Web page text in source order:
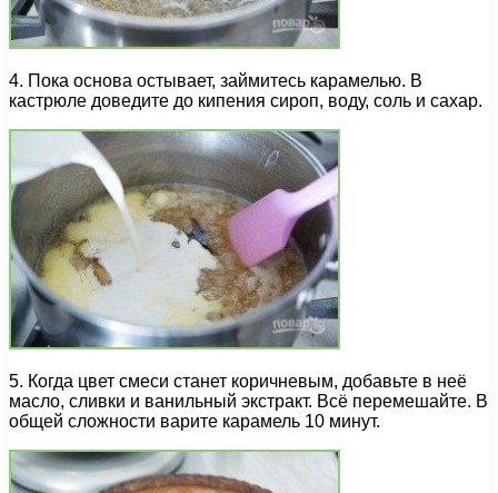
4. Пока основа остывает, займитесь карамелью. В
кастрюле доведите до кипения сироп, воду, соль и сахар.
5. Когда цвет смеси станет коричневым, добавьте в неё
масло, сливки и ванильный экстракт. Всё перемешайте. В
общей сложности варите карамель 10 минут.